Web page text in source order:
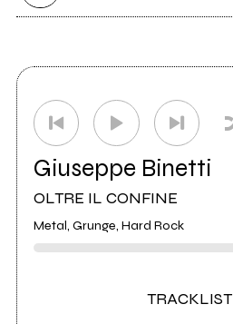
Giuseppe Binetti
OLTRE IL CONFINE
Metal, Grunge, Hard Rock
TRACKLIST